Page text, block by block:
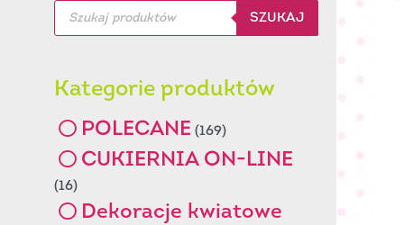
Wyszukiwarka
produktów
SZUKAJ
Kategorie produktów
POLECANE (169)
CUKIERNIA ON-LINE
(16)
Dekoracje kwiatowe